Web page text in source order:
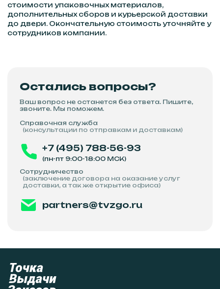
стоимости упаковочных материалов,
дополнительных сборов и курьерской доставки
до двери. Окончательную стоимость уточняйте у
сотрудников компании.
Остались вопросы?
Ваш вопрос не останется без ответа. Пишите,
звоните. Мы поможем.
Справочная служба
(консультации по отправкам и доставкам)
+7 (495) 788-56-93
(пн-пт 9:00-18:00 МСК)
Сотрудничество
(заключение договора на оказание услуг
доставки, а так же открытие офиса)
partners@tvzgo.ru